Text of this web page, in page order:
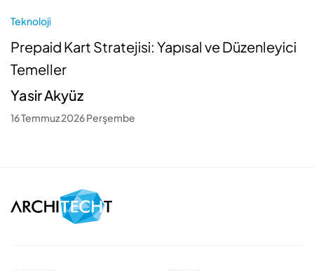
Teknoloji
Prepaid Kart Stratejisi: Yapısal ve Düzenleyici
Temeller
Yasir Akyüz
16 Temmuz 2026 Perşembe